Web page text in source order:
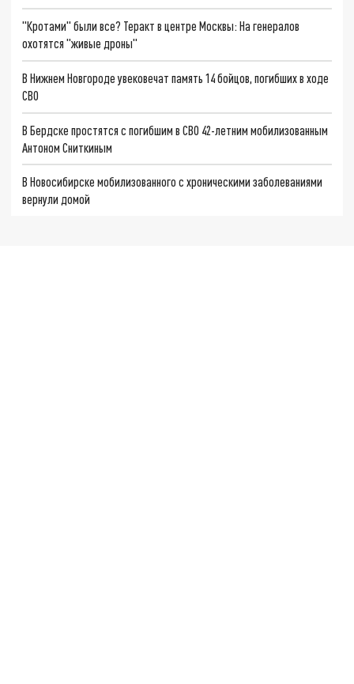
"Кротами" были все? Теракт в центре Москвы: На генералов
охотятся "живые дроны"
В Нижнем Новгороде увековечат память 14 бойцов, погибших в ходе
СВО
В Бердске простятся с погибшим в СВО 42-летним мобилизованным
Антоном Сниткиным
В Новосибирске мобилизованного с хроническими заболеваниями
вернули домой